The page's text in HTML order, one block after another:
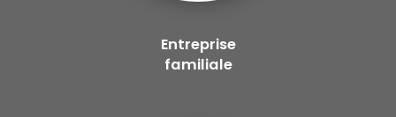
Entreprise
familiale